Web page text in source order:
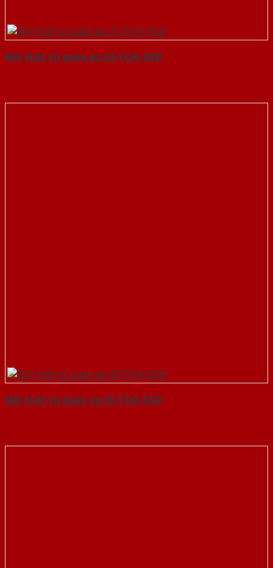
Nội thất tủ quần áo 23-TQA-SGD
Nội thất tủ quần áo 20-TQA-SGD